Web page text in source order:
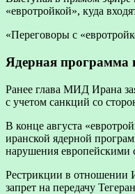
«евротройкой», куда
«Переговоры с
Ядерная программа
Ранее глава МИД Ирана
с учетом санкций со
В конце августа
иранской ядерной
нарушения европейскими
Рестрикции в отношении
запрет на передачу